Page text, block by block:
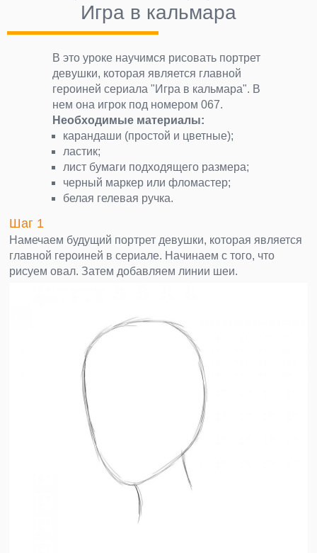
Игра в кальмара
В это уроке научимся рисовать портрет
девушки, которая является главной
героиней сериала "Игра в кальмара". В
нем она игрок под номером 067.
Необходимые материалы:
карандаши (простой и цветные);
ластик;
лист бумаги подходящего размера;
черный маркер или фломастер;
белая гелевая ручка.
Шаг 1
Намечаем будущий портрет девушки, которая является
главной героиней в сериале. Начинаем с того, что
рисуем овал. Затем добавляем линии шеи.